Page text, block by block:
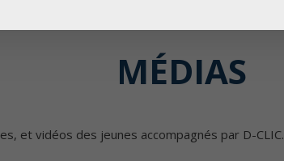
MÉDIAS
et vidéos des jeunes accompagnés par D-CLIC.